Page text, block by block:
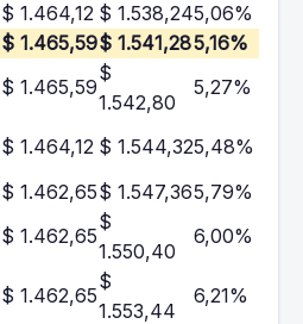
$ 1.464,12 $ 1.538,245,06%
$ 1.465,59$ 1.541,285,16%
$ 1.465,59
$
1.542,80
5,27%
$ 1.464,12 $ 1.544,325,48%
$ 1.462,65$ 1.547,365,79%
$ 1.462,65
$
1.550,40
6,00%
$ 1.462,65
$
1.553,44
6,21%